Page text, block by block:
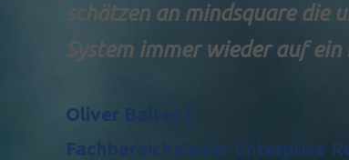
schätzen an mindsquare die
System immer wieder auf ein
Oliver Baltes |
Fachbereichsleiter Enterprise